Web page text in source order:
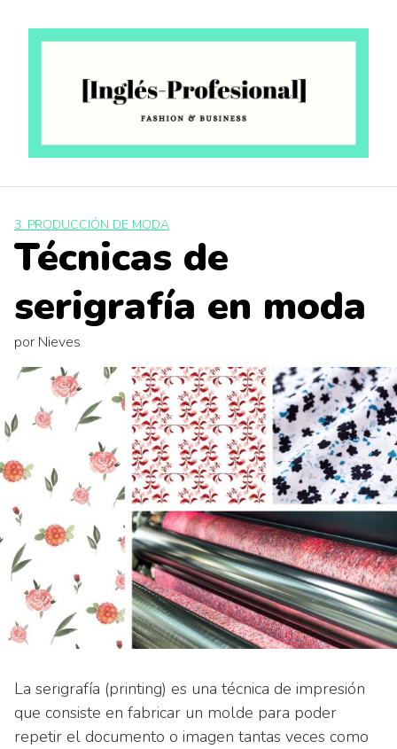
3. PRODUCCIÓN DE MODA
Técnicas de
serigrafía en moda
por Nieves
La serigrafía (printing) es una técnica de impresión
que consiste en fabricar un molde para poder
repetir el documento o imagen tantas veces como